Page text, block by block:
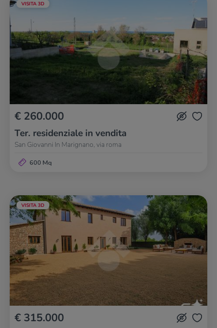
VISITA 3D
€ 260.000
Ter. residenziale in vendita
San Giovanni In Marignano, via roma
600 Mq
VISITA 3D
€ 315.000